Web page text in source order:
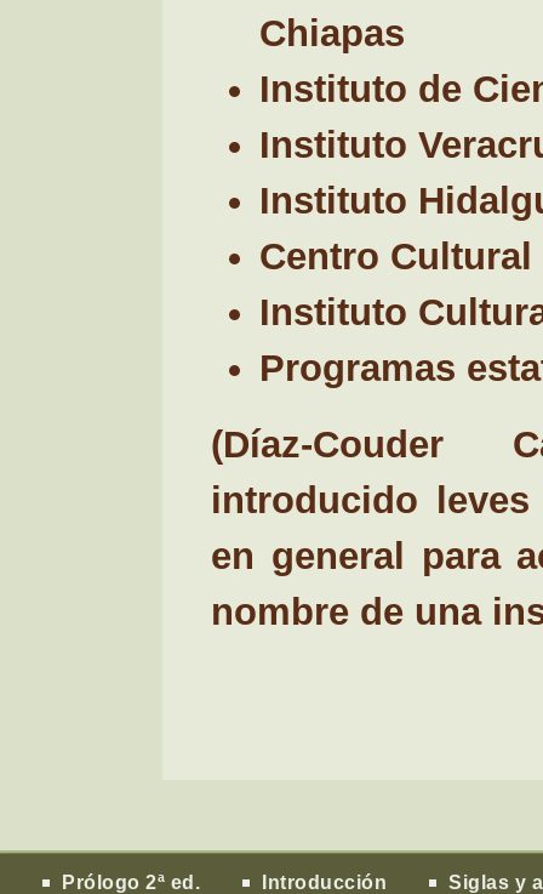
Chiapas
Instituto de
Instituto
Instituto
Centro Cultural
Instituto
Programas
(Díaz-Couder
introducido
en general para
nombre de una
Prólogo 2ª ed. Introducción Siglas y